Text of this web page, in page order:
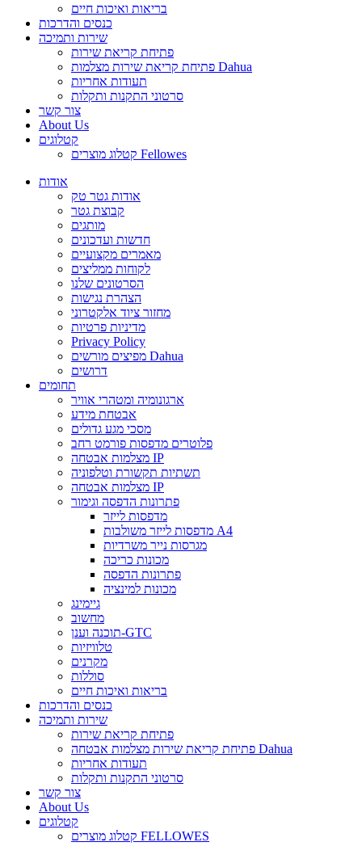
בריאות ואיכות חיים
כנסים והדרכות
שירות ותמיכה
פתיחת קריאת שירות
פתיחת קריאת שירות מצלמות Dahua
תעודות אחריות
סרטוני התקנות ותקלות
צור קשר
About Us
קטלוגים
קטלוג מוצרים Fellowes
אודות
אודות גטר טק
קבוצת גטר
מותגים
חדשות ועדכונים
מאמרים מקצועיים
לקוחות ממליצים
הסרטונים שלנו
הצהרת נגישות
מחזור ציוד אלקטרוני
מדיניות פרטיות
Privacy Policy
מפיצים מורשים Dahua
דרושים
תחומים
ארגונומיה ומטהרי אוויר
אבטחת מידע
מסכי מגע גדולים
פלוטרים מדפסות פורמט רחב
מצלמות אבטחה IP
תשתיות תקשורת וטלפוניה
מצלמות אבטחה IP
פתרונות הדפסה וגימור
מדפסות לייזר
מדפסות לייזר משולבות A4
מגרסות נייר משרדיות
מכונות כריכה
פתרונות הדפסה
מכונות למינציה
גיימינג
מחשוב
תוכנה וענן-GTC
טלוויזיות
מקרנים
סוללות
בריאות ואיכות חיים
כנסים והדרכות
שירות ותמיכה
פתיחת קריאת שירות
פתיחת קריאת שירות מצלמות אבטחה Dahua
תעודות אחריות
סרטוני התקנות ותקלות
צור קשר
About Us
קטלוגים
קטלוג מוצרים FELLOWES